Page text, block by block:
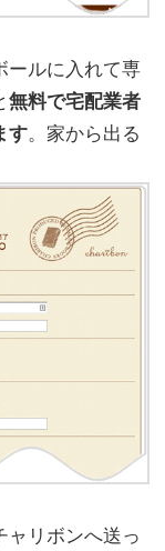
ールに入れて専
無料で宅配業者
す。家から出る
ャリボンへ送っ